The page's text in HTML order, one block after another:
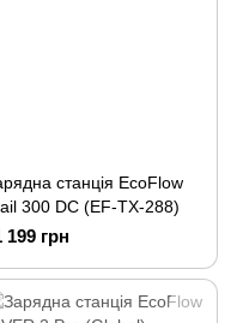
станція EcoFlow
300 DC (EF-TX-288)
199 грн